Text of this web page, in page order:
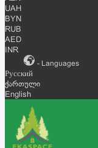
UAH
BYN
RUB
AED
INR
- Languages
Русский
ქართული
English